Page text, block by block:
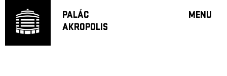
PALÁC
AKROPOLIS
MENU